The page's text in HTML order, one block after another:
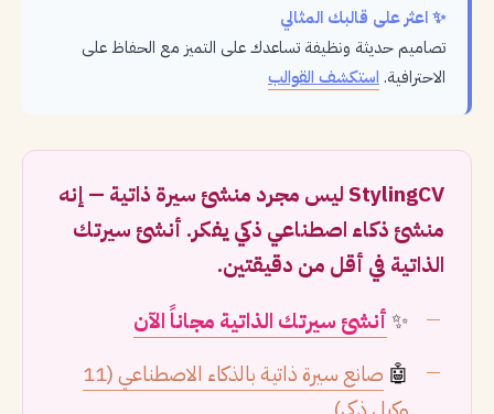
✨ اعثر على قالبك المثالي
تصاميم حديثة ونظيفة تساعدك على التميز مع الحفاظ على
الاحترافية. استكشف القوالب
StylingCV ليس مجرد منشئ سيرة ذاتية — إنه
منشئ ذكاء اصطناعي ذكي يفكر. أنشئ سيرتك
الذاتية في أقل من دقيقتين.
✨ أنشئ سيرتك الذاتية مجاناً الآن
🤖
صانع سيرة ذاتية بالذكاء الاصطناعي (11